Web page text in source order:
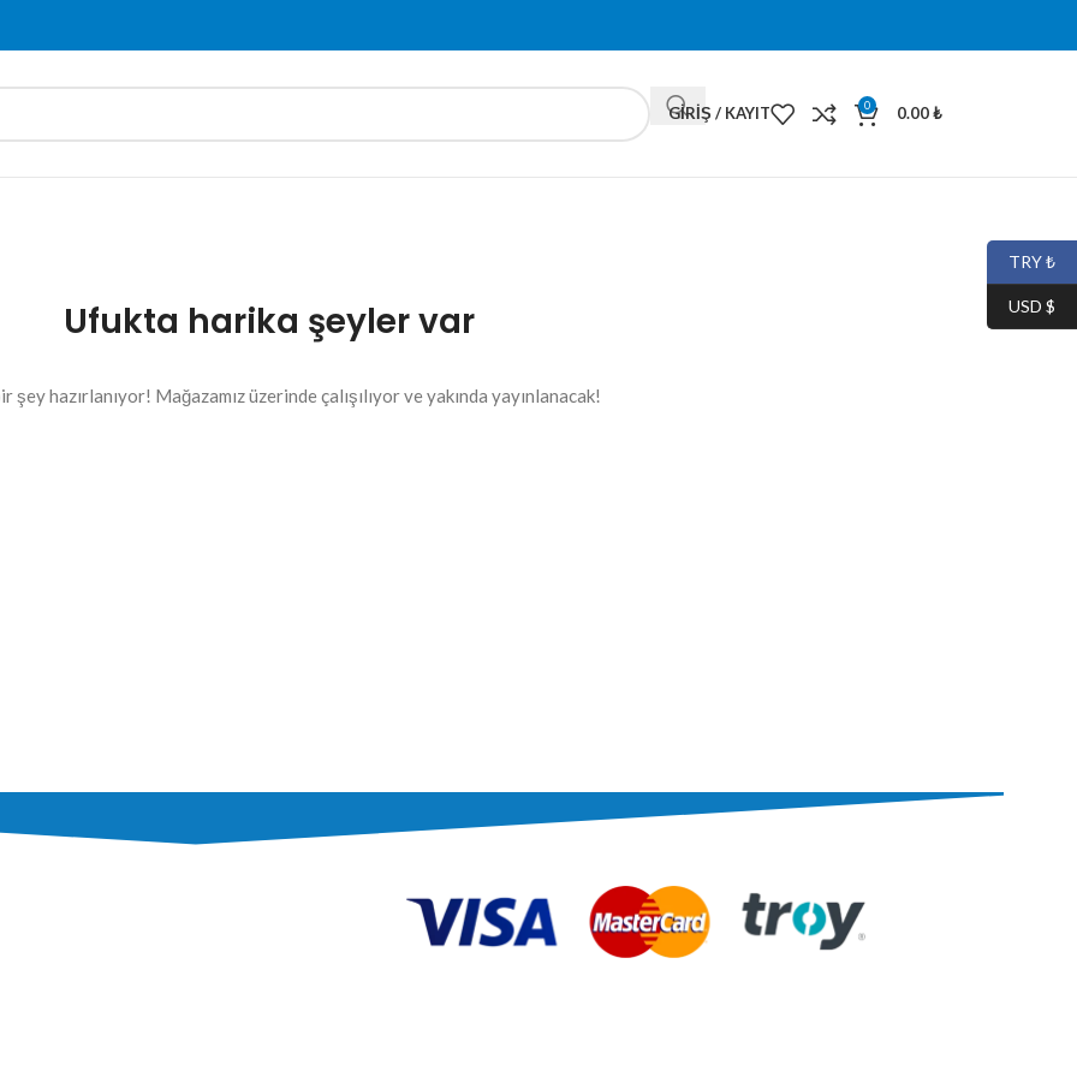
GIRIŞ / KAYIT 0 0.00₺
Ufukta harika şeyler var
şey hazırlanıyor! Mağazamız üzerinde çalışılıyor ve yakında yayınlanacak!
TRY ₺
USD $